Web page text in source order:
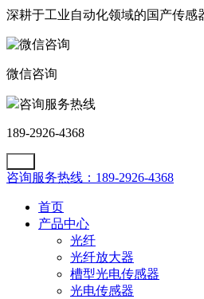
深耕于工业自动化领域的国产传感
微信咨询
咨询服务热线
189-2926-4368
咨询服务热线：189-2926-4368
首页
产品中心
光纤
光纤放大器
槽型光电传感器
光电传感器